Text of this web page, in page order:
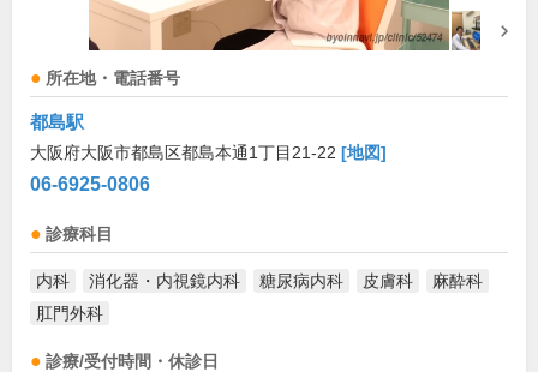
所在地・電話番号
都島駅
大阪府大阪市都島区都島本通1丁目21-22 [地図]
06-6925-0806
診療科目
内科 消化器・内視鏡内科 糖尿病内科 皮膚科
麻酔科
肛門外科
診療/受付時間・休診日